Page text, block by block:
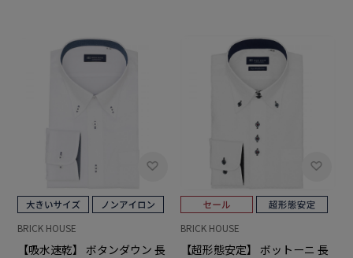
BRICK HOUSE
【吸水速乾】 ボタンダウン 長
BRICK HOUSE
【超形態安定】 ボットーニ 長